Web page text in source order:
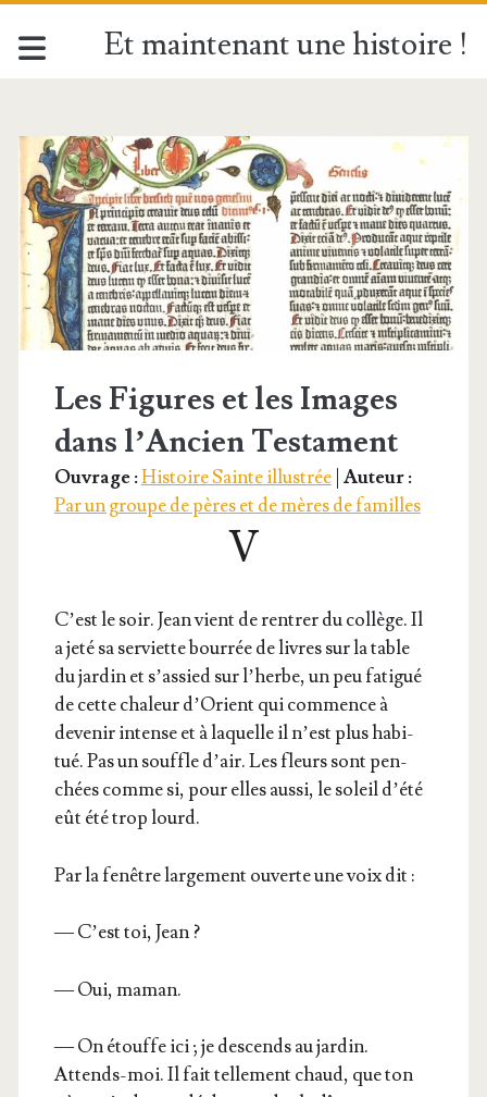
Et maintenant une histoire !
Étiquette :
<span>Ancien
Testament</span>
Les Figures et les Images
dans l’Ancien Testament
Ouvrage :Histoire Sainte illustrée| Auteur :
Par un groupe de pères et de mères de familles
V
C’est le soir. Jean vient de ren­trer du col­lège. Il
a jeté sa ser­viette bour­rée de livres sur la table
du jar­din et s’as­sied sur l’herbe, un peu fati­gué
de cette cha­leur d’O­rient qui com­mence à
deve­nir intense et à laquelle il n’est plus habi­
tué. Pas un souffle d’air. Les fleurs sont pen­
chées comme si, pour elles aus­si, le soleil d’é­té
eût été trop lourd.
Par la fenêtre lar­ge­ment ouverte une voix dit :
— C’est toi, Jean ?
— Oui, maman.
— On étouffe ici ; je des­cends au jar­din.
Attends-moi. Il fait tel­le­ment chaud, que ton